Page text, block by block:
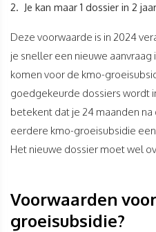
2. Je kan maar 1 dossier in 2
Deze voorwaarde is in 2024
je sneller een nieuwe
komen voor de kmo-
goedgekeurde dossiers wordt
betekent dat je 24 maanden
eerdere kmo-groeisubsidie
Het nieuwe dossier moet wel
Voorwaarden
groeisubsidie?